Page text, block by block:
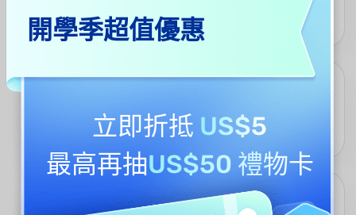
智圖，並更全面地處理PDF，使其成為學習、工作與日常任務的強
大替代方案。
UPDF AI能處理多種語言的PDF，並讓您自由調整輸出語言，確保
提供符合您偏好語言的精準、具上下文感知的結果。
一站式AI PDF工作平台
開學季超值優惠
立即折抵 US$5
最高再抽US$50 禮物卡